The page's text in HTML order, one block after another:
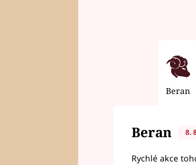
Beran
Beran 8.
Rychlé akce